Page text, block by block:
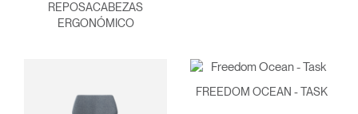
Crear una cuenta
REPOSACABEZAS
ERGONÓMICO
FREEDOM OCEAN - TASK